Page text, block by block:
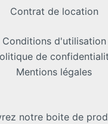
Contrat de location
Conditions d'utilisation
de
Mentions légales
notre boite de